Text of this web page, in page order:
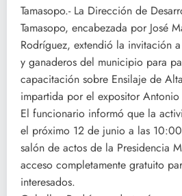
Tamasopo.- La Dirección de
Tamasopo, encabezada por José
Rodríguez, extendió la invitación
y ganaderos del municipio para
capacitación sobre Ensilaje de
impartida por el expositor Antonio
El funcionario informó que la
el próximo 12 de junio a las
salón de actos de la Presidencia
acceso completamente gratuito
interesados.